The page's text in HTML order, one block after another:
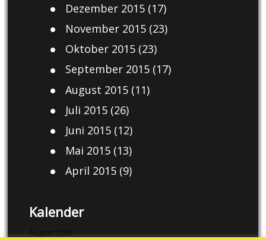
Dezember 2015(17)
November 2015(23)
Oktober 2015(23)
September 2015(17)
August 2015(11)
Juli 2015(26)
Juni 2015(12)
Mai 2015(13)
April 2015(9)
Kalender
August 2026